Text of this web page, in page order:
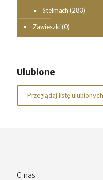
Stelmach (283)
Zawieszki (0)
Ulubione
Przeglądaj listę ulubionych
O nas